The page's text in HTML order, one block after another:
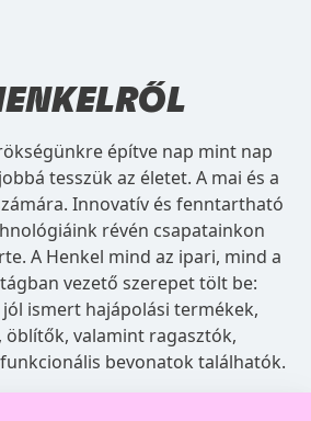
építve nap mint nap
tesszük az életet. A mai és a
Innovatív és fenntartható
révén csapatainkon
A Henkel mind az ipari, mind a
vezető szerepet tölt be:
ismert hajápolási termékek,
öblítők, valamint ragasztók,
bevonatok találhatók.